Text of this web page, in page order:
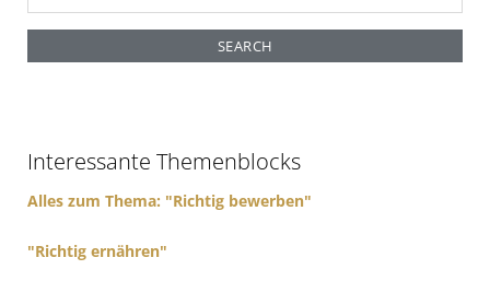
e
r
o
Interessante Themenblocks
Alles zum Thema: "Richtig bewerben"
"Richtig ernähren"